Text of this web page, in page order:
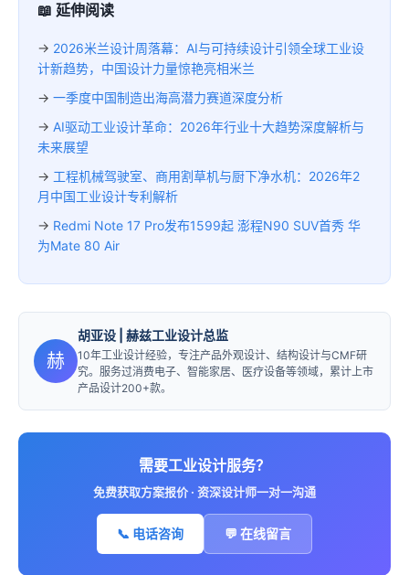
📖 延伸阅读
→ 2026米兰设计周落幕：AI与可持续设计引领全球工业设
计新趋势，中国设计力量惊艳亮相米兰
→ 一季度中国制造出海高潜力赛道深度分析
→ AI驱动工业设计革命：2026年行业十大趋势深度解析与
未来展望
→ 工程机械驾驶室、商用割草机与厨下净水机：2026年2
月中国工业设计专利解析
→ Redmi Note 17 Pro发布1599起 澎程N90 SUV首秀 华
为Mate 80 Air
赫
胡亚设 | 赫兹工业设计总监
10年工业设计经验，专注产品外观设计、结构设计与CMF研
究。服务过消费电子、智能家居、医疗设备等领域，累计上市
产品设计200+款。
需要工业设计服务？
免费获取方案报价 · 资深设计师一对一沟通
📞 电话咨询 💬 在线留言